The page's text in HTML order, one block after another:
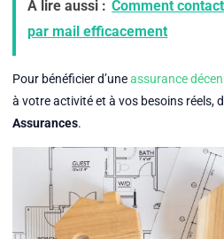
A lire aussi : Comment
par mail efficacement
Pour bénéficier d’uneassurance
à votre activité et à vos besoins réels,
Assurances.